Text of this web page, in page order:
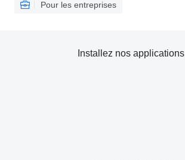
Pour les entreprises
Installez nos applications